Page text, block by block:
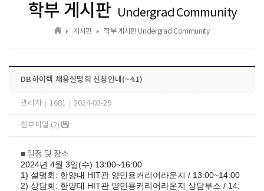
학부 게시판 Undergrad Community
게시판 학부 게시판 Undergrad Community
DB하이텍 채용설명회 신청안내(~4.1)
관리자 1681 2024-03-29
첨부파일 (2)
■ 일정 및 장소
2024년 4월 3일(수) 13:00~16:00
1) 설명회: 한양대 HIT관 양민용커리어라운지 / 13:00~14:00
2) 상담회: 한양대 HIT관 양민용커리어라운지 상담부스 / 14: